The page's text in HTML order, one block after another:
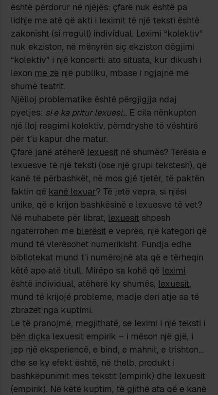
është përdorur në njëjës: çfarë nuk është pa
lidhje me atë që akti i leximit të një teksti është
zakonisht (si rregull) individual. Leximi “kolektiv”
nuk ekziston, në mënyrën siç ekziston dëgjimi
“kolektiv” i një koncerti: ato situata, kur dikush i
lexon me zë një publiku, mbase i ngjajnë më
shumë teatrit.
Njëlloj problematike është përgjigjja ndaj
pyetjes: si e ka pritur lexuesi… E cila nënkupton
një lloj reagimi kolektiv, përndryshe të vështirë
për t’u kapur dhe matur.
Çfarë janë atëherë lexuesit në shumës? Tërësia e
lexuesve të një teksti (ose një grupi tekstesh), që
kanë të përbashkët, në mos gjë tjetër, të paktën
faktin që kanë lexuar? Të jetë vepra, si njësi
unike, që e krijon bashkësinë e lexuesve të vet?
Në muhabete për librat, lexuesit shpesh
ngatërrohen me blerësit e veprës, një kategori që
mund të vlerësohet numerikisht. Fundja edhe
bibliotekat mund t’i numërojnë ata që e tërheqin
këtë apo atë titull. Mirëpo sa kohë që leximi
është individual, atëherë ky shumës, lexuesit,
mund të krijojë probleme, madje deri atje sa të
zbrazet nga kuptimi.
Le të pranojmë, megjithatë, se leximi i një teksti i
bën diçka lexuesit empirik – i mëson një gjë, i
jep një eksperiencë, e bind, e mahnit, e trishton…
dhe se ky efekt është, në thelb, produkt i
bashkëpunimit mes tekstit (empirik) dhe lexuesit
(empirik). Në këtë kuptim, të gjithë ata që e kanë